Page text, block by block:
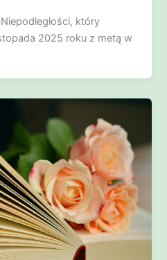
który
2025 roku z metą w